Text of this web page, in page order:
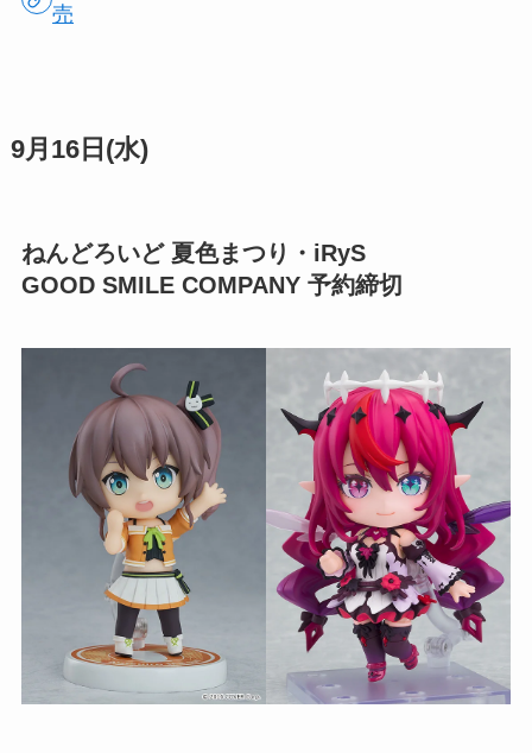
売
9月16日(水)
ねんどろいど 夏色まつり・iRyS
GOOD SMILE COMPANY 予約締切